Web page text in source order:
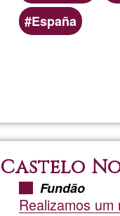
España
Fundão
Realizamos